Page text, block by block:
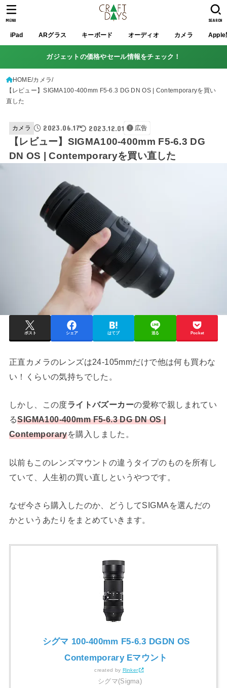
iPad ARグラス キーボード オーディオ カメラ Apple
SEARCH
MENU
ガジェットの価格やセール情報をチェック！
HOME カメラ
【レビュー】SIGMA100-400mm F5-6.3 DG DN OS | Contemporaryを買い
直した
カメラ 2023.06.17 2023.12.01 広告
【レビュー】SIGMA100-400mm F5-6.3 DG
DN OS | Contemporaryを買い直した
ポスト シェア はてブ 送る Pocket
正直カメラのレンズは24-105mmだけで他は何も買わな
い！くらいの気持ちでした。
しかし、この度ライトバズーカーの愛称で親しまれてい
るSIGMA100-400mm F5-6.3 DG DN OS |
Contemporaryを購入しました。
以前もこのレンズマウントの違うタイプのものを所有し
ていて、人生初の買い直しというやつです。
なぜ今さら購入したのか、どうしてSIGMAを選んだの
かというあたりをまとめていきます。
シグマ 100-400mm F5-6.3 DGDN OS
Contemporary Eマウント
created by Rinker
シグマ(Sigma)